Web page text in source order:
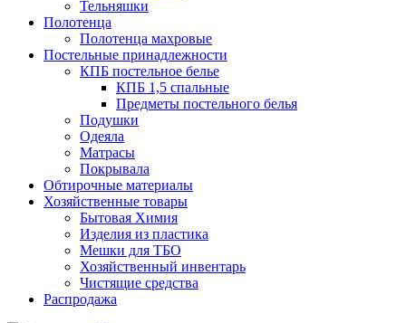
Тельняшки
Полотенца
Полотенца махровые
Постельные принадлежности
КПБ постельное белье
КПБ 1,5 спальные
Предметы постельного белья
Подушки
Одеяла
Матрасы
Покрывала
Обтирочные материалы
Хозяйственные товары
Бытовая Химия
Изделия из пластика
Мешки для ТБО
Хозяйственный инвентарь
Чистящие средства
Распродажа